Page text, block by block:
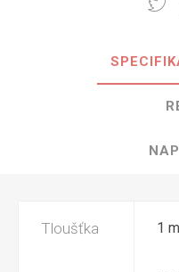
Tloušťka 1